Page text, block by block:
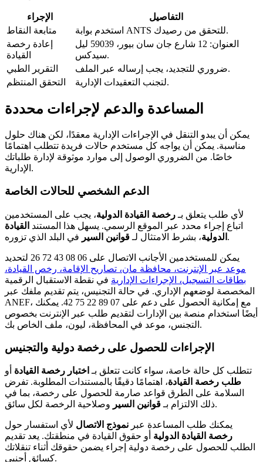
الإجراء
التفاصيل
متابعة النقاط
استخدم بوابة ANTS للتحقق من رصيدك.
إعادة رخصة
القيادة
العنوان: 12 شارع جان سان بيور، 59039 ليل
سيدكس.
التقرير الطبي
ضروري للتجديد، يجب إرساله عبر الملف.
التحقق المنتظم
لتجنب التعقيدات الإدارية.
المساعدة والدعم لإجراءات محددة
يمكن أن يبدو التنقل في الإجراءات الإدارية معقدًا، لكن هناك حلول
مناسبة. يمكن أن يواجه كل مستخدم حالات فريدة تتطلب اهتمامًا
خاصًا. من الضروري الوصول إلى موارد موثوقة لإدارة طلباتك
الإدارية.
الدعم الشخصي للحالات الخاصة
لأي طلب يتعلق بـ رخصة القيادة الدولية، يجب على المستخدمين
اتباع إجراء محدد عبر الموقع الرسمي. يسهل هذا المستند القيادة
الدولية، بشرط الامتثال لـ قوانين السير في البلد الذي تزوره.
يمكن للمستخدمين الأجانب الاتصال على 06 08 43 72 26 لتحديد
موعد عبر الإنترنت، محافظة مان، تصاريح الإقامة، رخص القيادة،
بطاقات التسجيل، الإجراءات الإدارية في نقطة الاستقبال الرقمية
المخصصة لوضعهم الإداري. في حالة التجنيس، يتم تقديم ملفك عبر
ANEF، مع إمكانية الحصول على دعم على 07 89 22 75 42. يمكنك
أيضًا استخدام منصة بين الإدارات لتقديم طلب عبر الإنترنت بخصوص
التجنس، موعد في المحافظة، ليون، ملف الخاص بك.
الإجراءات للحصول على رخصة دولية والتجنيس
تتطلب كل حالة خاصة، سواء كانت تتعلق بـ اختبار رخصة القيادة أو
طلب رخصة القيادة، اهتمامًا دقيقًا بالمستندات المطلوبة. تفرض
السلامة على الطرق قواعد صارمة للحصول على رخصة، بما في
ذلك الالتزام بـ قوانين السير وصلاحية الرخصة لكل سائق.
يمكنك طلب المساعدة عبر نموذج الاتصال لأي استفسار حول
رخصة القيادة الدولية أو حقوق القيادة في منطقتك. يعد تقديم
الطلب للحصول على رخصة دولية إجراء يضمن حقوقك أثناء تنقلاتك
كسائق أجنبي.